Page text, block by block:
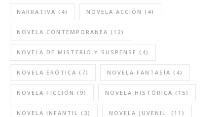
NARRATIVA (4) NOVELA ACCIÓN (4)
NOVELA CONTEMPORANEA (12)
NOVELA DE MISTERIO Y SUSPENSE (4)
NOVELA ERÓTICA (7) NOVELA FANTASÍA (4)
NOVELA FICCIÓN (9) NOVELA HISTÓRICA (15)
NOVELA INFANTIL (3) NOVELA JUVENIL. (11)